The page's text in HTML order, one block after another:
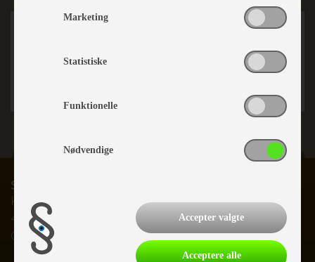
Slagelse Camping & Outdoor Center
Karolinevej 2C
4200 Slagelse
CVR nr.
Marketing
Statistiske
Funktionelle
Nødvendige
Accepter valgte
Acceptere alle